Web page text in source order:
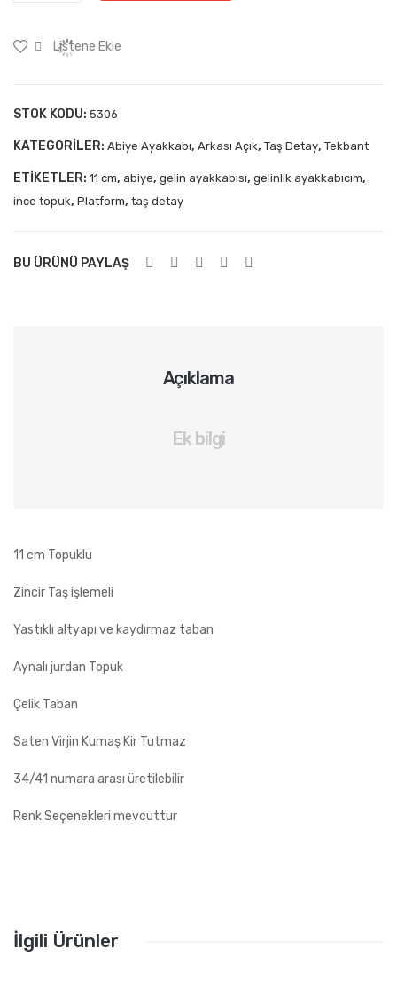
Listene Ekle
STOK KODU: 5306
KATEGORILER: Abiye Ayakkabı, Arkası Açık, Taş Detay, Tekbant
ETIKETLER: 11 cm, abiye, gelin ayakkabısı, gelinlik ayakkabıcım,
ince topuk, Platform, taş detay
BU ÜRÜNÜ PAYLAŞ
Açıklama
Ek bilgi
11 cm Topuklu
Zincir Taş işlemeli
Yastıklı altyapı ve kaydırmaz taban
Aynalı jurdan Topuk
Çelik Taban
Saten Virjin Kumaş Kir Tutmaz
34/41 numara arası üretilebilir
Renk Seçenekleri mevcuttur
İlgili Ürünler